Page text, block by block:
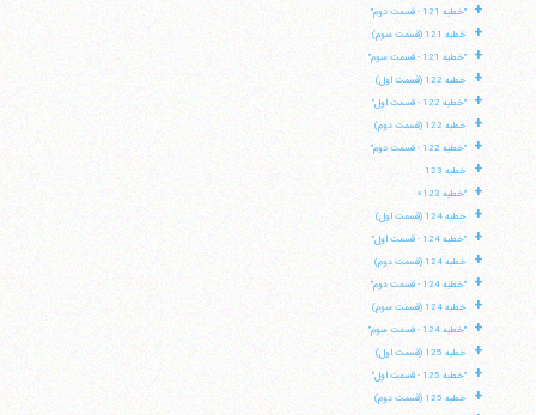
+ "خطبه 121 - قسمت دوم"
+ خطبه 121 (قسمت سوم)
+ "خطبه 121 - قسمت سوم"
+ خطبه 122 (قسمت اول)
+ "خطبه 122 - قسمت اول"
+ خطبه 122 (قسمت دوم)
+ "خطبه 122 - قسمت دوم"
+ خطبه 123
+ "خطبه 123»
+ خطبه 124 (قسمت اول)
+ "خطبه 124 - قسمت اول"
+ خطبه 124 (قسمت دوم)
+ "خطبه 124 - قسمت دوم"
+ خطبه 124 (قسمت سوم)
+ "خطبه 124 - قسمت سوم"
+ خطبه 125 (قسمت اول)
+ "خطبه 125 - قسمت اول"
+ خطبه 125 (قسمت دوم)